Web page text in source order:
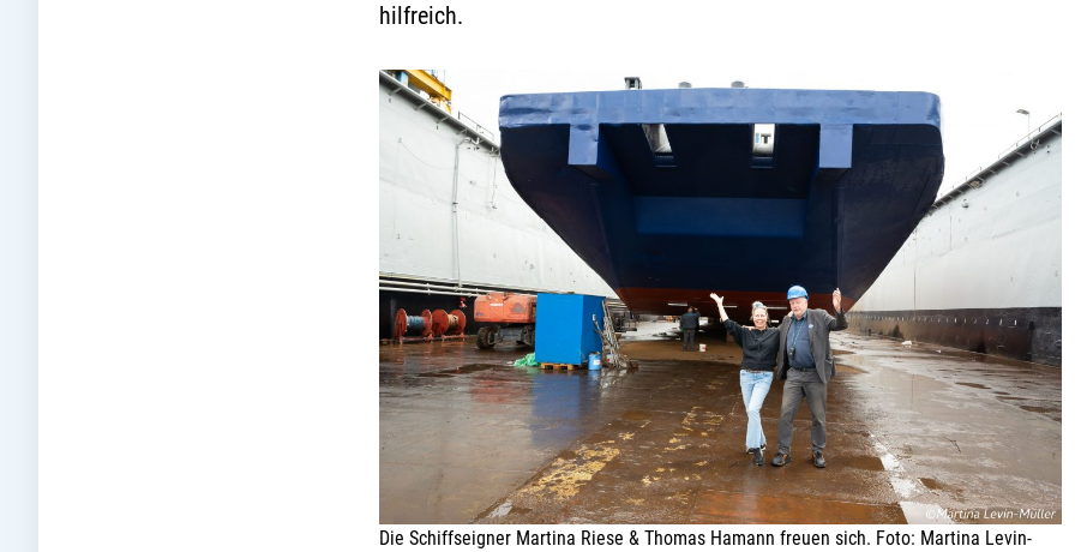
hilfreich.
Die Schiffseigner Martina Riese & Thomas Hamann freuen sich. Foto: Martina Levin-